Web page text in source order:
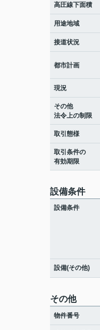
高圧線下面積
用途地域
接道状況
都市計画
現況
その他
法令上の制限
取引態様
取引条件の
有効期限
設備条件
設備条件
設備(その他)
その他
物件番号